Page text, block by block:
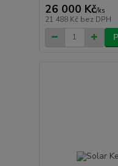
26 000 Kč/ks
21 488 Kč bez DPH